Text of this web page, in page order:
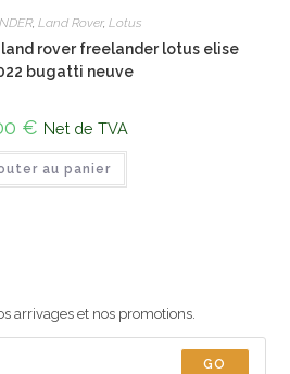
, Land Rover, Lotus
rover freelander lotus elise
bugatti neuve
€ Net de TVA
au panier
arrivages et nos promotions.
GO